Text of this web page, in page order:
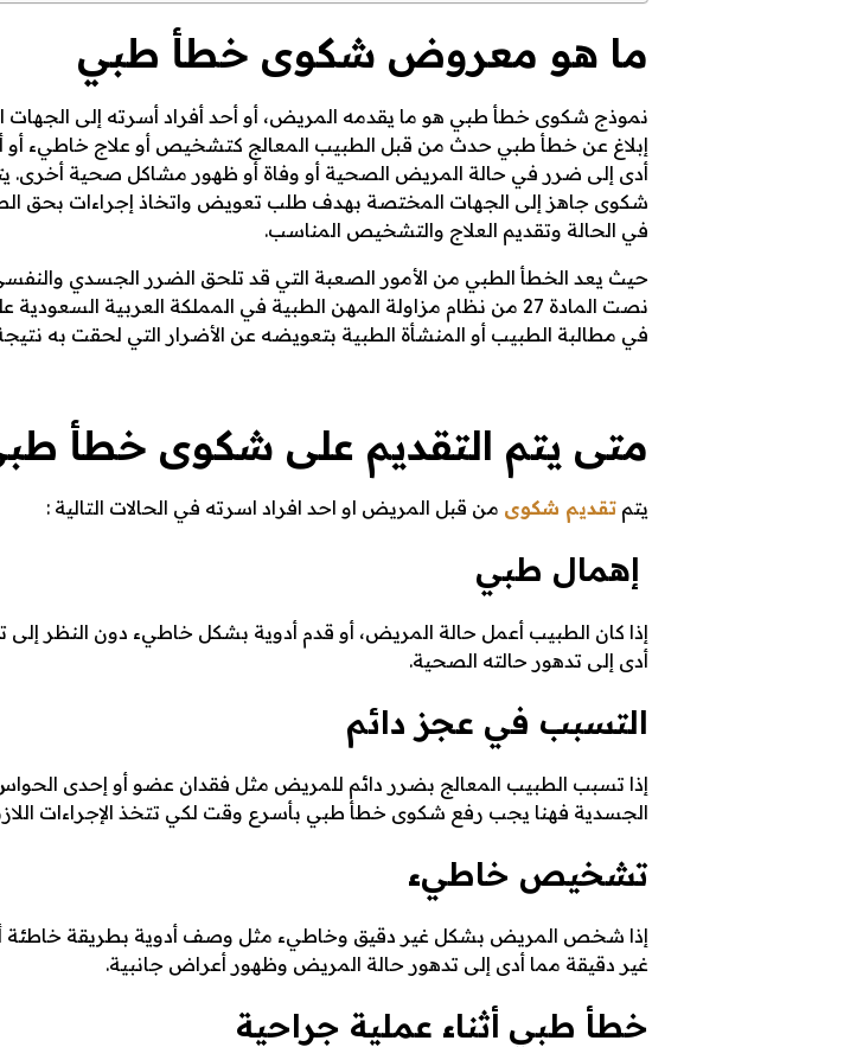
ك
و
ى
خ
أ
ط
ب
ي
ما هو معروض شكوى خطأ طبي
نموذج شكوى خطأ طبي هو ما يقدمه المريض، أو أحد أفراد أسرته إلى
إبلاغ عن خطأ طبي حدث من قبل الطبيب المعالج كتشخيص أو علاج خاطيء أو
أدى إلى ضرر في حالة المريض الصحية أو وفاة أو ظهور مشاكل صحية أخرى.
شكوى جاهز إلى الجهات المختصة بهدف طلب تعويض واتخاذ إجراءات بحق
في الحالة وتقديم العلاج والتشخيص المناسب.
حيث يعد الخطأ الطبي من الأمور الصعبة التي قد تلحق الضرر الجسدي
نصت المادة 27 من نظام مزاولة المهن الطبية في المملكة العربية
في مطالبة الطبيب أو المنشأة الطبية بتعويضه عن الأضرار التي لحقت به
متى يتم التقديم على شكوى خطأ
يتم تقديم شكوى من قبل المريض او احد افراد اسرته في الحالات التالية :
إهمال طبي
إذا كان الطبيب أعمل حالة المريض، أو قدم أدوية بشكل خاطيء دون النظر إلى
أدى إلى تدهور حالته الصحية.
التسبب في عجز دائم
إذا تسبب الطبيب المعالج بضرر دائم للمريض مثل فقدان عضو أو إحدى
الجسدية فهنا يجب رفع شكوى خطأ طبي بأسرع وقت لكي تتخذ الإجراءات
تشخيص خاطيء
إذا شخص المريض بشكل غير دقيق وخاطيء مثل وصف أدوية بطريقة خاطئة
غير دقيقة مما أدى إلى تدهور حالة المريض وظهور أعراض جانبية.
خطأ طبي أثناء عملية جراحية